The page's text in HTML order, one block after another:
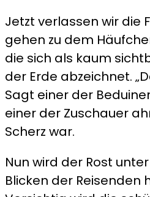
Jetzt verlassen wir die
gehen zu dem
die sich als kaum
der Erde abzeichnet.
Sagt einer der
einer der Zuschauer
Scherz war.
Nun wird der Rost
Blicken der Reisenden